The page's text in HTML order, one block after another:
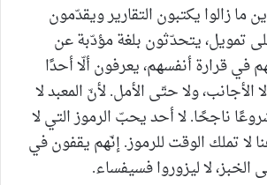
ما زالوا يكتبون التقارير ويقدّمون
تمويل، يتحدّثون بلغة مؤدّبة عن
في قرارة أنفسهم، يعرفون ألّا أحدًا
الأجانب، ولا حتّى الأمل. لأنّ المعبد لا
ناجحًا. لا أحد يحبّ الرموز التي لا
لا تملك الوقت للرموز. إنّهم يقفون في
لا ليزوروا فسيفساء.